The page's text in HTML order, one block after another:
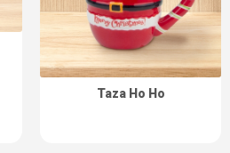
Taza Ho Ho